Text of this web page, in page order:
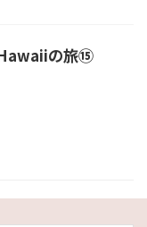
Hawaiiの旅⑮